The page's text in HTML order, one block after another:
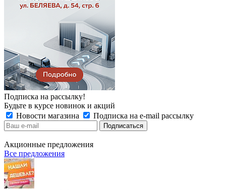
Подписка на рассылку!
Будьте в курсе новинок и акций
Новости магазина
Подписка на e-mail рассылку
Акционные предложения
Все предложения